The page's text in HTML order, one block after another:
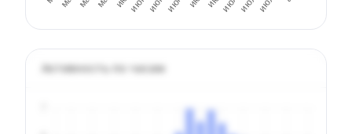
Активность по часам